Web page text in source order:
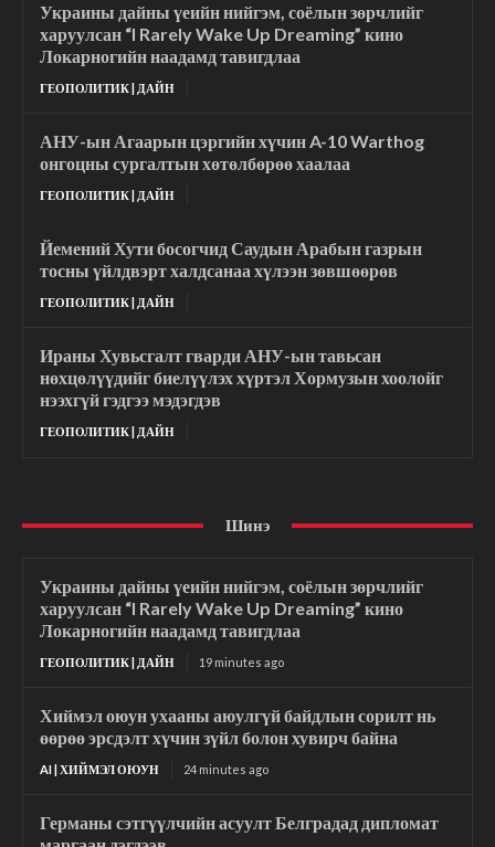
Украины дайны үеийн нийгэм, соёлын зөрчлийг
харуулсан “I Rarely Wake Up Dreaming” кино
Локарногийн наадамд тавигдлаа
ГЕОПОЛИТИК | ДАЙН
АНУ-ын Агаарын цэргийн хүчин A-10 Warthog
онгоцны сургалтын хөтөлбөрөө хаалаа
ГЕОПОЛИТИК | ДАЙН
Йемений Хути босогчид Саудын Арабын газрын
тосны үйлдвэрт халдсанаа хүлээн зөвшөөрөв
ГЕОПОЛИТИК | ДАЙН
Ираны Хувьсгалт гварди АНУ-ын тавьсан
нөхцөлүүдийг биелүүлэх хүртэл Хормузын хоолойг
нээхгүй гэдгээ мэдэгдэв
ГЕОПОЛИТИК | ДАЙН
Шинэ
Украины дайны үеийн нийгэм, соёлын зөрчлийг
харуулсан “I Rarely Wake Up Dreaming” кино
Локарногийн наадамд тавигдлаа
ГЕОПОЛИТИК | ДАЙН 19 minutes ago
Хиймэл оюун ухааны аюулгүй байдлын сорилт нь
өөрөө эрсдэлт хүчин зүйл болон хувирч байна
AI | ХИЙМЭЛ ОЮУН 24 minutes ago
Германы сэтгүүлчийн асуулт Белградад дипломат